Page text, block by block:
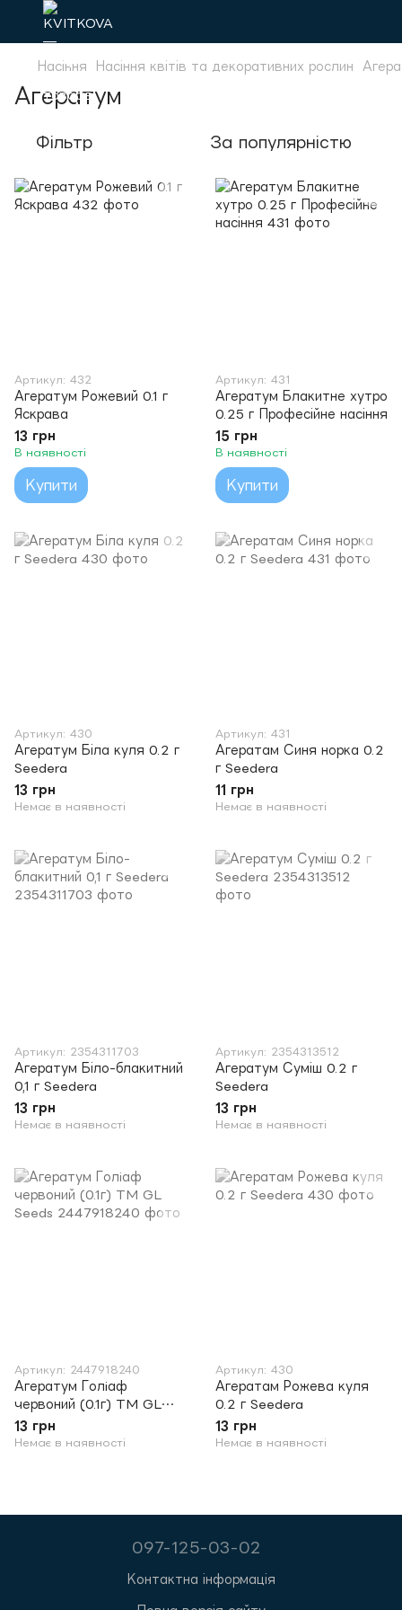
Насіння Насіння квітів та декоративних рослин
Агератум
Фільтр За популярністю
Артикул: 432
Агератум Рожевий 0.1 г
Яскрава
13 грн
В наявності
Купити
Артикул: 431
Агератум Блакитне хутро
0.25 г Професійне насіння
15 грн
В наявності
Купити
Артикул: 430
Агератум Біла куля 0.2 г
Seedera
13 грн
Немає в наявності
Артикул: 431
Агератам Синя норка 0.2
г Seedera
11 грн
Немає в наявності
Артикул: 2354311703
Агератум Біло-блакитний
0,1 г Seedera
13 грн
Немає в наявності
Артикул: 2354313512
Агератум Суміш 0.2 г
Seedera
13 грн
Немає в наявності
Артикул: 2447918240
Агератум Голiаф
червоний (0.1г) TM GL
Seeds
13 грн
Немає в наявності
Артикул: 430
Агератам Рожева куля
0.2 г Seedera
13 грн
Немає в наявності
097-125-03-02
Контактна інформація